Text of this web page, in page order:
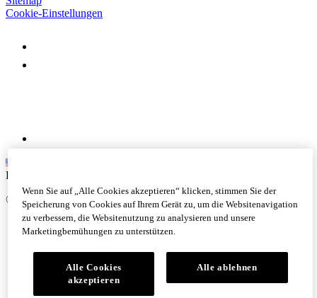
Cookie-Einstellungen
English
©
Logitech. Alle Rechte vorbehalten
Wenn Sie auf „Alle Cookies akzeptieren“ klicken, stimmen Sie der
Speicherung von Cookies auf Ihrem Gerät zu, um die Websitenavigation
zu verbessern, die Websitenutzung zu analysieren und unsere
Marketingbemühungen zu unterstützen.
Alle Cookies
akzeptieren
Alle ablehnen